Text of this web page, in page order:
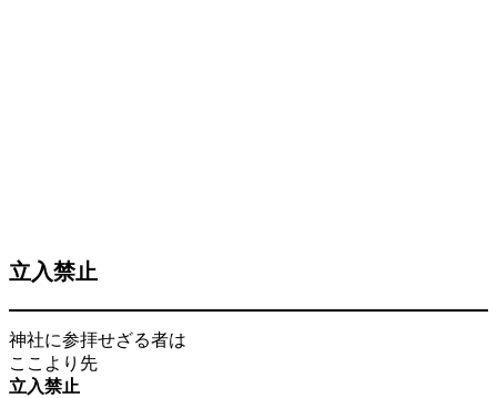
立入禁止
神社に参拝せざる者は
ここより先
立入禁止